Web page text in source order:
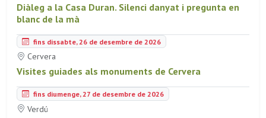
Diàleg a la Casa Duran. Silenci danyat i pregunta en
blanc de la mà
fins dissabte, 26 de desembre de 2026
Cervera
Visites guiades als monuments de Cervera
fins diumenge, 27 de desembre de 2026
Verdú